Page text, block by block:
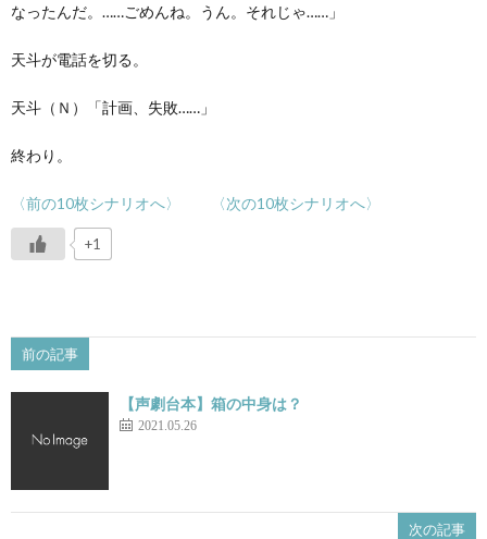
なったんだ。……ごめんね。うん。それじゃ……」
天斗が電話を切る。
天斗（Ｎ）「計画、失敗……」
終わり。
〈前の10枚シナリオへ〉 〈次の10枚シナリオへ〉
+1
前の記事
【声劇台本】箱の中身は？
2021.05.26
次の記事